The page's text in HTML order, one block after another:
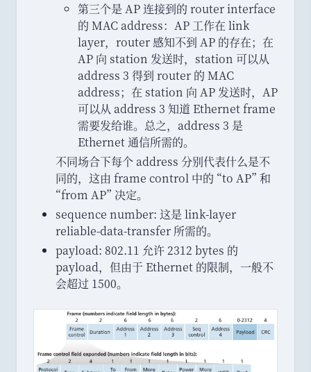
第三个是 AP 连接到的 router interface
的 MAC address： AP 工作在 link
layer， router 感知不到 AP 的存在； 在
AP 向 station 发送时， station 可以从
address 3 得到 router 的 MAC
address； 在 station 向 AP 发送时， AP
可以从 address 3 知道 Ethernet frame
需要发给谁。 总之， address 3 是
Ethernet 通信所需的。
不同场合下每个 address 分别代表什么是不
同的， 这由 frame control 中的 “to AP” 和
“from AP” 决定。
sequence number: 这是 link-layer
reliable-data-transfer 所需的。
payload: 802.11 允许 2312 bytes 的
payload， 但由于 Ethernet 的限制， 一般不
会超过 1500。